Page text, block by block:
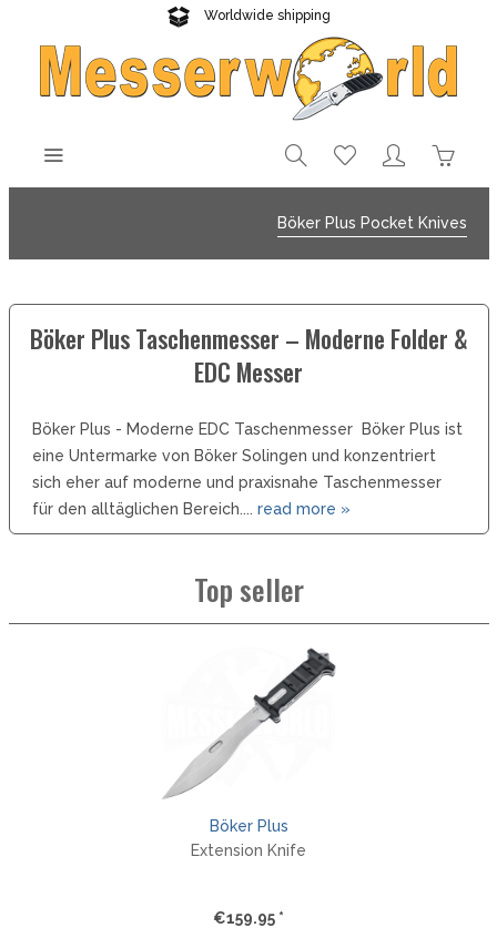
Worldwide shipping
Reliable delivery
Böker Plus Pocket Knives
Böker Plus Taschenmesser – Moderne Folder &
EDC Messer
Böker Plus - Moderne EDC Taschenmesser Böker Plus ist
eine Untermarke von Böker Solingen und konzentriert
sich eher auf moderne und praxisnahe Taschenmesser
für den alltäglichen Bereich.... read more »
Top seller
Böker Plus
Extension Knife
€159.95 *